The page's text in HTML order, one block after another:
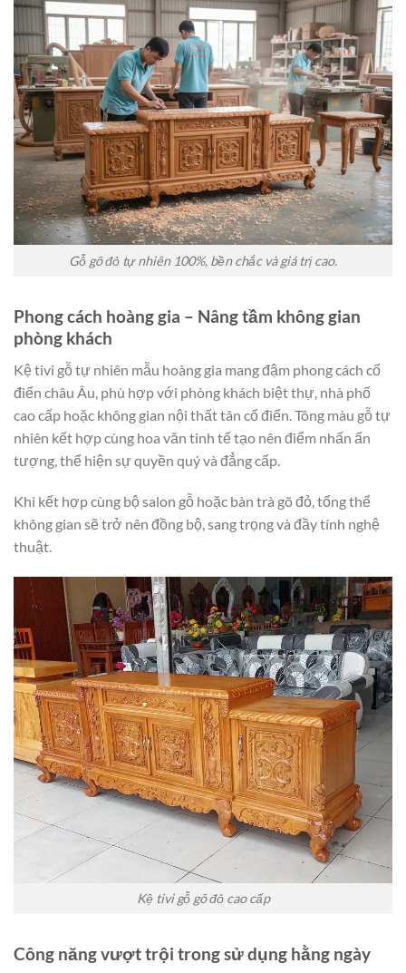
Gỗ gõ đỏ tự nhiên 100%, bền chắc và giá trị cao.
Phong cách hoàng gia – Nâng tầm không gian
phòng khách
Kệ tivi gỗ tự nhiên mẫu hoàng gia mang đậm phong cách cổ
điển châu Âu, phù hợp với phòng khách biệt thự, nhà phố
cao cấp hoặc không gian nội thất tân cổ điển. Tông màu gỗ tự
nhiên kết hợp cùng hoa văn tinh tế tạo nên điểm nhấn ấn
tượng, thể hiện sự quyền quý và đẳng cấp.
Khi kết hợp cùng bộ salon gỗ hoặc bàn trà gõ đỏ, tổng thể
không gian sẽ trở nên đồng bộ, sang trọng và đầy tính nghệ
thuật.
Kệ tivi gỗ gõ đỏ cao cấp
Công năng vượt trội trong sử dụng hằng ngày